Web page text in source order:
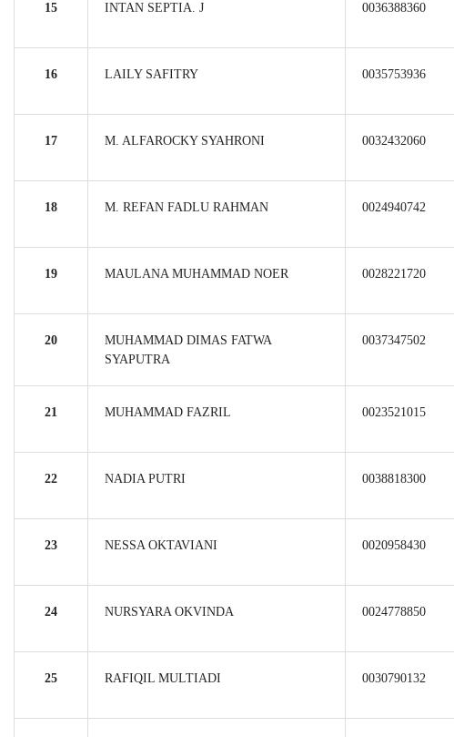
15 INTAN SEPTIA. J 0036388360
16 LAILY SAFITRY 0035753936
17 M. ALFAROCKY SYAHRONI 0032432060
18 M. REFAN FADLU RAHMAN 0024940742
19 MAULANA MUHAMMAD NOER 0028221720
20
MUHAMMAD DIMAS FATWA
SYAPUTRA
0037347502
21 MUHAMMAD FAZRIL 0023521015
22 NADIA PUTRI 0038818300
23 NESSA OKTAVIANI 0020958430
24 NURSYARA OKVINDA 0024778850
25 RAFIQIL MULTIADI 0030790132